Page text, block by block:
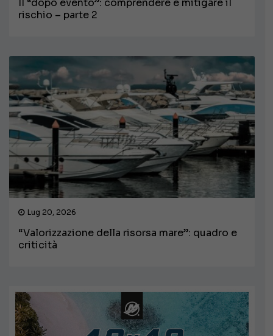
Il “dopo evento”: comprendere e mitigare il
rischio – parte 2
Lug 20, 2026
“Valorizzazione della risorsa mare”: quadro e
criticità